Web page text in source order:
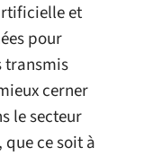
et
pour
transmis
cerner
le secteur
ce soit à